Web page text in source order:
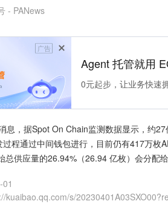
- PANews
广告
Agent 托管就用
0元起步，让业务快速
息，据Spot On Chain监测数据显示，约
程通过中间钱包进行，目前仍有417万
总供应量的26.94%（26.94 亿枚）会分配
kuaibao.qq.com/s/